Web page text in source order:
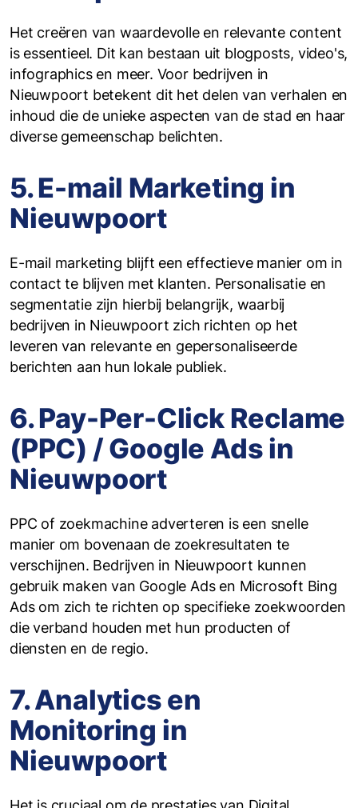
Het creëren van waardevolle en relevante content
is essentieel. Dit kan bestaan uit blogposts, video's,
infographics en meer. Voor bedrijven in
Nieuwpoort betekent dit het delen van verhalen en
inhoud die de unieke aspecten van de stad en haar
diverse gemeenschap belichten.
5. E-mail Marketing in
Nieuwpoort
E-mail marketing blijft een effectieve manier om in
contact te blijven met klanten. Personalisatie en
segmentatie zijn hierbij belangrijk, waarbij
bedrijven in Nieuwpoort zich richten op het
leveren van relevante en gepersonaliseerde
berichten aan hun lokale publiek.
6. Pay-Per-Click Reclame
(PPC) / Google Ads in
Nieuwpoort
PPC of zoekmachine adverteren is een snelle
manier om bovenaan de zoekresultaten te
verschijnen. Bedrijven in Nieuwpoort kunnen
gebruik maken van Google Ads en Microsoft Bing
Ads om zich te richten op specifieke zoekwoorden
die verband houden met hun producten of
diensten en de regio.
7. Analytics en
Monitoring in
Nieuwpoort